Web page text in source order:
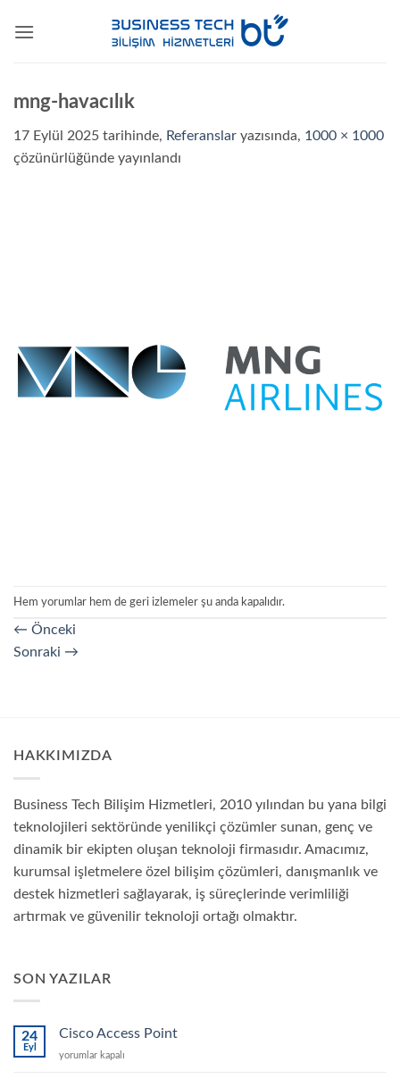
atla
mng-havacılık
17 Eylül 2025 tarihinde, Referanslar yazısında, 1000 × 1000
çözünürlüğünde yayınlandı
Hem yorumlar hem de geri izlemeler şu anda kapalıdır.
← Önceki
Sonraki →
HAKKIMIZDA
Business Tech Bilişim Hizmetleri, 2010 yılından bu yana bilgi
teknolojileri sektöründe yenilikçi çözümler sunan, genç ve
dinamik bir ekipten oluşan teknoloji firmasıdır. Amacımız,
kurumsal işletmelere özel bilişim çözümleri, danışmanlık ve
destek hizmetleri sağlayarak, iş süreçlerinde verimliliği
artırmak ve güvenilir teknoloji ortağı olmaktır.
SON YAZILAR
24
Eyl
Cisco Access Point
Cisco
yorumlar kapalı